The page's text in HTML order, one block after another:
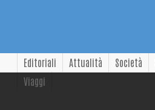
Editoriali Attualità Società
Viaggi